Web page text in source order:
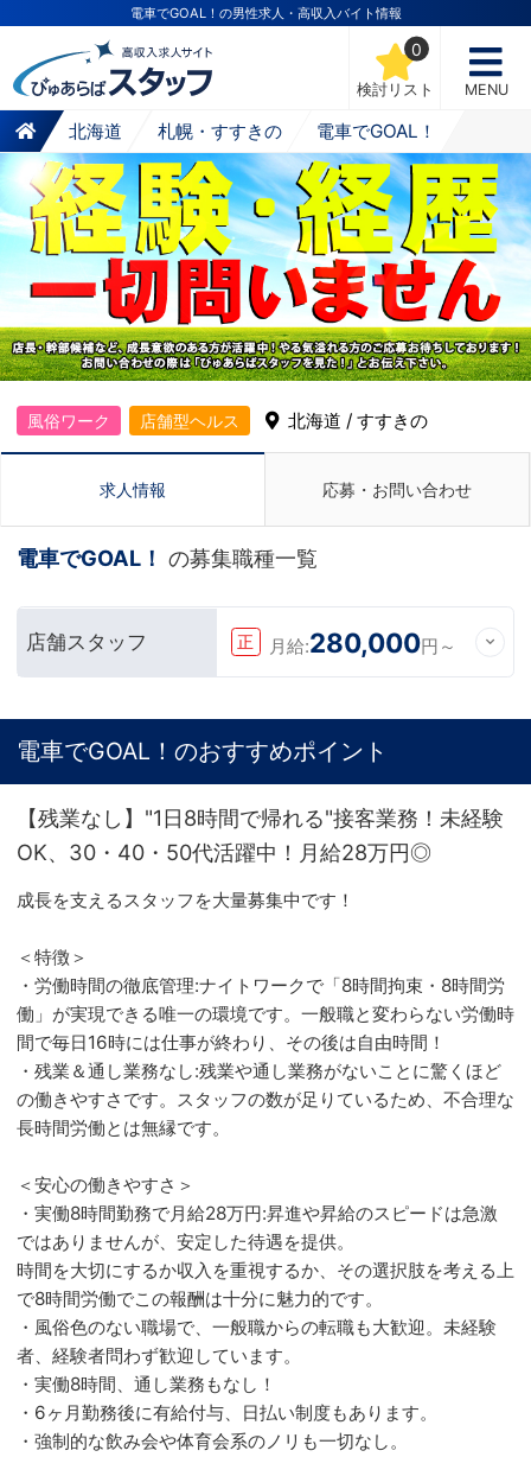
電車でGOAL！の男性求人・高収入バイト情報
検討リスト
0
MENU
北海道 札幌・すすきの 電車でGOAL！
風俗ワーク 店舗型ヘルス 北海道 / すすきの
求人情報 応募・お問い合わせ
電車でGOAL！ の募集職種一覧
店舗スタッフ 正 月給:280,000円～
電車でGOAL！のおすすめポイント
【残業なし】"1日8時間で帰れる"接客業務！未経験
OK、30・40・50代活躍中！月給28万円◎
成長を支えるスタッフを大量募集中です！
＜特徴＞
・労働時間の徹底管理:ナイトワークで「8時間拘束・8時間労
働」が実現できる唯一の環境です。一般職と変わらない労働時
間で毎日16時には仕事が終わり、その後は自由時間！
・残業＆通し業務なし:残業や通し業務がないことに驚くほど
の働きやすさです。スタッフの数が足りているため、不合理な
長時間労働とは無縁です。
＜安心の働きやすさ＞
・実働8時間勤務で月給28万円:昇進や昇給のスピードは急激
ではありませんが、安定した待遇を提供。
時間を大切にするか収入を重視するか、その選択肢を考える上
で8時間労働でこの報酬は十分に魅力的です。
・風俗色のない職場で、一般職からの転職も大歓迎。未経験
者、経験者問わず歓迎しています。
・実働8時間、通し業務もなし！
・6ヶ月勤務後に有給付与、日払い制度もあります。
・強制的な飲み会や体育会系のノリも一切なし。